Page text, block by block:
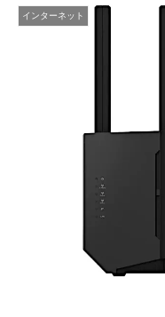
インターネット